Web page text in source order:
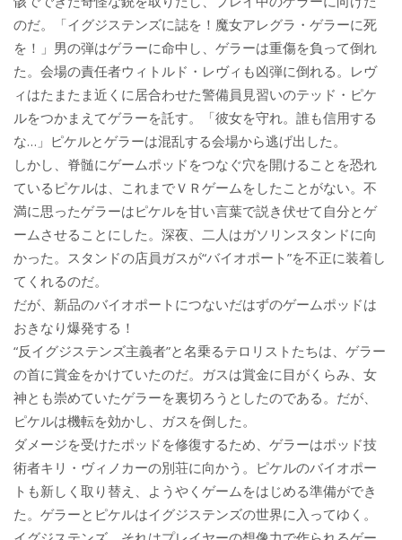
のだ。「イグジステンズに誌を！魔女アレグラ・ゲラーに死
を！」男の弾はゲラーに命中し、ゲラーは重傷を負って倒れ
た。会場の責任者ウィトルド・レヴィも凶弾に倒れる。レヴ
ィはたまたま近くに居合わせた警備員見習いのテッド・ピケ
ルをつかまえてゲラーを託す。「彼女を守れ。誰も信用する
な…」ピケルとゲラーは混乱する会場から逃げ出した。
しかし、脊髄にゲームポッドをつなぐ穴を開けることを恐れ
ているピケルは、これまでＶＲゲームをしたことがない。不
満に思ったゲラーはピケルを甘い言葉で説き伏せて自分とゲ
ームさせることにした。深夜、二人はガソリンスタンドに向
かった。スタンドの店員ガスが“バイオポート”を不正に装着し
てくれるのだ。
だが、新品のバイオポートにつないだはずのゲームポッドは
おきなり爆発する！
“反イグジステンズ主義者”と名乗るテロリストたちは、ゲラー
の首に賞金をかけていたのだ。ガスは賞金に目がくらみ、女
神とも崇めていたゲラーを裏切ろうとしたのである。だが、
ピケルは機転を効かし、ガスを倒した。
ダメージを受けたポッドを修復するため、ゲラーはポッド技
術者キリ・ヴィノカーの別荘に向かう。ピケルのバイオポー
トも新しく取り替え、ようやくゲームをはじめる準備ができ
た。ゲラーとピケルはイグジステンズの世界に入ってゆく。